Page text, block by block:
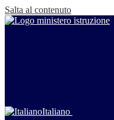
Salta al contenuto
Italiano